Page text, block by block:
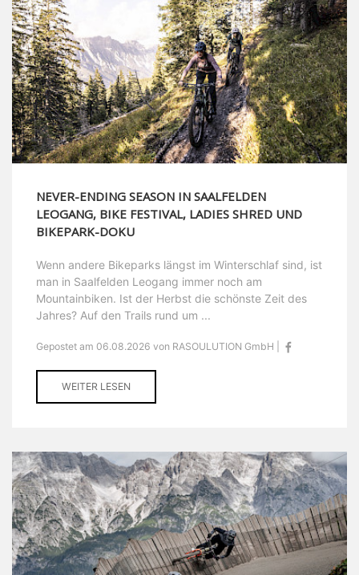
NEVER-ENDING SEASON IN SAALFELDEN
LEOGANG, BIKE FESTIVAL, LADIES SHRED UND
BIKEPARK-DOKU
Wenn andere Bikeparks längst im Winterschlaf sind, ist
man in Saalfelden Leogang immer noch am
Mountainbiken. Ist der Herbst die schönste Zeit des
Jahres? Auf den Trails rund um ...
Gepostet am 06.08.2026 von RASOULUTION GmbH |
WEITER LESEN